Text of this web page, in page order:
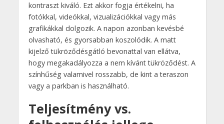
kontraszt kiváló. Ezt akkor fogja értékelni, ha
fotókkal, videókkal, vizualizációkkal vagy más
grafikákkal dolgozik. A napon azonban kevésbé
olvasható, és gyorsabban koszolódik. A matt
kijelző tükröződésgátló bevonattal van ellátva,
hogy megakadályozza a nem kívánt tükröződést. A
színhűség valamivel rosszabb, de kint a teraszon
vagy a parkban is használható.
Teljesítmény vs.